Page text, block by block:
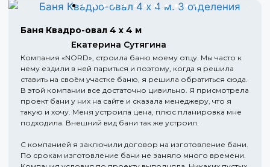
Баня Квадро-овал 4 х 4 м
Екатерина Сутягина
Компания «NORD», строила баню моему отцу. Мы часто к
нему ездили в ней париться и поэтому, когда я решила
ставить на своём участке баню, я решила обратиться сюда.
В этой компании все достаточно цивильно. Я присмотрела
проект бани у них на сайте и сказала менеджеру, что я
такую и хочу. Меня устроила цена, плюс планировка мне
подходила. Внешний вид бани так же устроил.
С компанией я заключили договор на изготовление бани.
По срокам изготовление бани не заняло много времени.